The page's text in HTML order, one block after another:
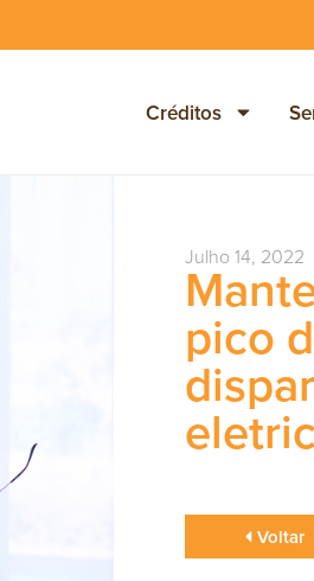
Créditos
Julho 14, 2022
pico
Voltar